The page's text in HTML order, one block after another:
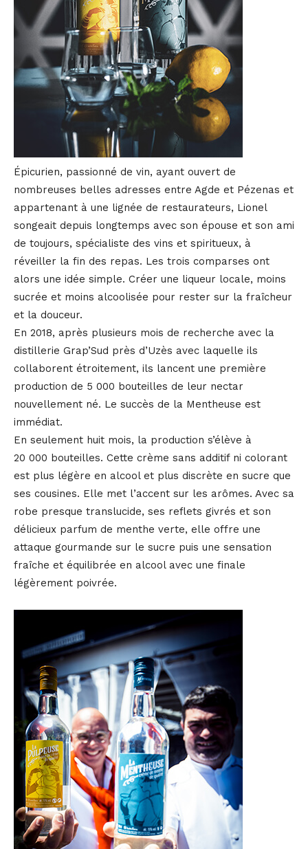
Épicurien, passionné de vin, ayant ouvert de
nombreuses belles adresses entre Agde et Pézenas et
appartenant à une lignée de restaurateurs, Lionel
songeait depuis longtemps avec son épouse et son ami
de toujours, spécialiste des vins et spiritueux, à
réveiller la fin des repas. Les trois comparses ont
alors une idée simple. Créer une liqueur locale, moins
sucrée et moins alcoolisée pour rester sur la fraîcheur
et la douceur.
En 2018, après plusieurs mois de recherche avec la
distillerie Grap’Sud près d’Uzès avec laquelle ils
collaborent étroitement, ils lancent une première
production de 5 000 bouteilles de leur nectar
nouvellement né. Le succès de la Mentheuse est
immédiat.
En seulement huit mois, la production s’élève à
20 000 bouteilles. Cette crème sans additif ni colorant
est plus légère en alcool et plus discrète en sucre que
ses cousines. Elle met l’accent sur les arômes. Avec sa
robe presque translucide, ses reflets givrés et son
délicieux parfum de menthe verte, elle offre une
attaque gourmande sur le sucre puis une sensation
fraîche et équilibrée en alcool avec une finale
légèrement poivrée.